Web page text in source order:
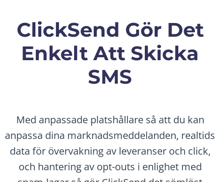
ClickSend Gör Det
Enkelt Att Skicka
SMS
Med anpassade platshållare så att du kan
anpassa dina marknadsmeddelanden, realtids
data för övervakning av leveranser och click,
och hantering av opt-outs i enlighet med